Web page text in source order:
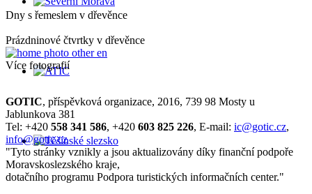
Dny s řemeslem v dřevěnce
Prázdninové čtvrtky v dřevěnce
Více fotografií
GOTIC, příspěvková organizace, 2016, 739 98 Mosty u
Jablunkova 381
Tel: +420 558 341 586, +420 603 825 226, E-mail: ic@gotic.cz,
info@gotic.cz
"Tyto stránky vznikly a jsou aktualizovány díky finanční podpoře
Moravskoslezského kraje,
dotačního programu Podpora turistických informačních center."